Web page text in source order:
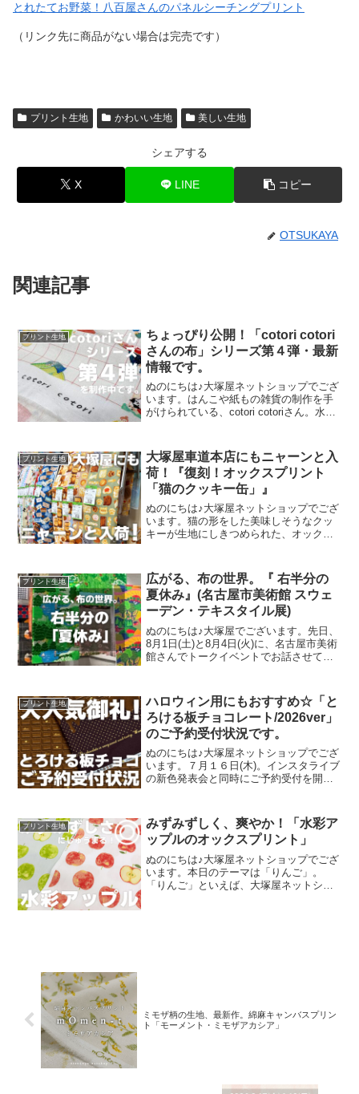
とれたてお野菜！八百屋さんのパネルシーチングプリント
（リンク先に商品がない場合は完売です）
プリント生地 かわいい生地 美しい生地
シェアする
X LINE コピー
OTSUKAYA
関連記事
プリント生地
ちょっぴり公開！「cotori cotori
さんの布」シリーズ第４弾・最新
情報です。
ぬのにちは♪大塚屋ネットショップでござ
います。はんこや紙もの雑貨の制作を手
がけられている、cotori cotoriさん。水彩
開されています。cotori cotori
プリント生地
大塚屋車道本店にもニャーンと入
荷！『復刻！オックスプリント
「猫のクッキー缶」』
ぬのにちは♪大塚屋ネットショップでござ
います。猫の形をした美味しそうなクッ
キーが生地にしきつめられた、オックス
した。ご予約をくださっていましたお客
様への発送が完了し、現
プリント生地
広がる、布の世界。『 右半分の
夏休み』(名古屋市美術館 スウェ
ーデン・テキスタイル展)
ぬのにちは♪大塚屋でございます。先日、
8月1日(土)と8月4日(火)に、名古屋市美術
館さんでトークイベントでお話させてい
客さまにご来場いただきましたことを御
礼申し上
プリント生地
ハロウィン用にもおすすめ☆「と
ろける板チョコレート/2026ver」
のご予約受付状況です。
ぬのにちは♪大塚屋ネットショップでござ
います。７月１６日(木)。インスタライブ
の新色発表会と同時にご予約受付を開始
ョン。「復刻カラー３色」と「新色３
色」の全６色にて展
プリント生地
みずみずしく、爽やか！「水彩ア
ップルのオックスプリント」
ぬのにちは♪大塚屋ネットショップでござ
います。本日のテーマは「りんご」。
「りんご」といえば、大塚屋ネットショ
ミモザ柄の生地、最新作。綿麻キャンバスプリン
ト「モーメント・ミモザアカシア」